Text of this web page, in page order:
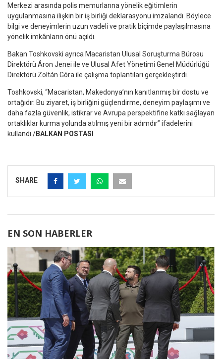
Merkezi arasında polis memurlarına yönelik eğitimlerin
uygulanmasına ilişkin bir iş birliği deklarasyonu imzalandı. Böylece
bilgi ve deneyimlerin uzun vadeli ve pratik biçimde paylaşılmasına
yönelik imkânların önü açıldı.
Bakan Toshkovski ayrıca Macaristan Ulusal Soruşturma Bürosu
Direktörü Áron Jenei ile ve Ulusal Afet Yönetimi Genel Müdürlüğü
Direktörü Zoltán Góra ile çalışma toplantıları gerçekleştirdi.
Toshkovski, “Macaristan, Makedonya’nın kanıtlanmış bir dostu ve
ortağıdır. Bu ziyaret, iş birliğini güçlendirme, deneyim paylaşımı ve
daha fazla güvenlik, istikrar ve Avrupa perspektifine katkı sağlayan
ortaklıklar kurma yolunda atılmış yeni bir adımdır” ifadelerini
kullandı./BALKAN POSTASI
SHARE
EN SON HABERLER